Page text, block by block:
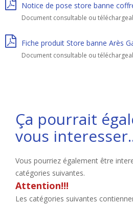
Notice de pose store banne
Document consultable ou
Fiche produit Store banne Arès
Document consultable ou
Ça pourrait
vous
Vous pourriez également être
catégories suivantes.
Attention!!!
Les catégories suivantes